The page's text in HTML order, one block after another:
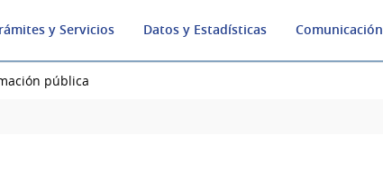
y Servicios Datos y Estadísticas Comunicación
pública